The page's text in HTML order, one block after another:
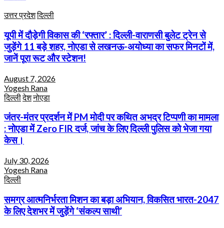
उत्तर प्रदेशदिल्ली
यूपी में दौड़ेगी विकास की ‘रफ्तार’ : दिल्ली-वाराणसी बुलेट ट्रेन से
जुड़ेंगे 11 बड़े शहर, नोएडा से लखनऊ-अयोध्या का सफर मिनटों में,
जानें पूरा रूट और स्टेशन!
August 7, 2026
Yogesh Rana
दिल्लीदेशनोएडा
जंतर-मंतर प्रदर्शन में PM मोदी पर कथित अभद्र टिप्पणी का मामला
: नोएडा में Zero FIR दर्ज, जांच के लिए दिल्ली पुलिस को भेजा गया
केस।
July 30, 2026
Yogesh Rana
दिल्ली
समग्र आत्मनिर्भरता मिशन का बड़ा अभियान, विकसित भारत-2047
के लिए देशभर में जुड़ेंगे ‘संकल्प साथी’